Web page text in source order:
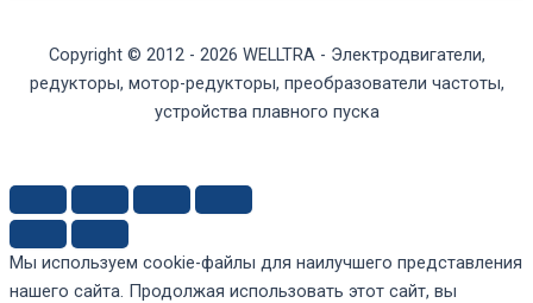
Copyright © 2012 - 2026 WELLTRA - Электродвигатели,
редукторы, мотор-редукторы, преобразователи частоты,
устройства плавного пуска
Мы используем cookie-файлы для наилучшего представления
нашего сайта. Продолжая использовать этот сайт, вы